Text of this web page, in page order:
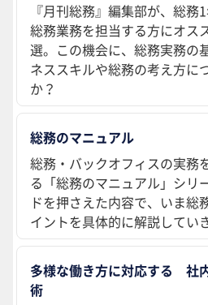
『月刊総務』編集部が、総務
総務業務を担当する方にオス
選。この機会に、総務実務の
ネススキルや総務の考え方に
か？
総務のマニュアル
総務・バックオフィスの実務
る「総務のマニュアル」シリ
ドを押さえた内容で、いま総
イントを具体的に解説してい
多様な働き方に対応する 社
術